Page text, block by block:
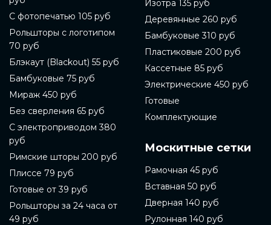
С фотопечатью 105 руб
Рольшторы с логотипом
70 руб
Блэкаут (Blackout) 55 руб
Бамбуковые 75 руб
Мираж 450 руб
Без сверления 65 руб
С электроприводом 380
руб
Римские шторы 200 руб
Плиссе 79 руб
Готовые от 39 руб
Рольшторы за 24 часа от
49 руб
Изотра 135 руб
Деревянные 260 руб
Бамбуковые 310 руб
Пластиковые 200 руб
Кассетные 85 руб
Электрические 450 руб
Готовые
Комплектующие
Москитные сетки
Рамочная 45 руб
Вставная 50 руб
Дверная 140 руб
Рулонная 140 руб